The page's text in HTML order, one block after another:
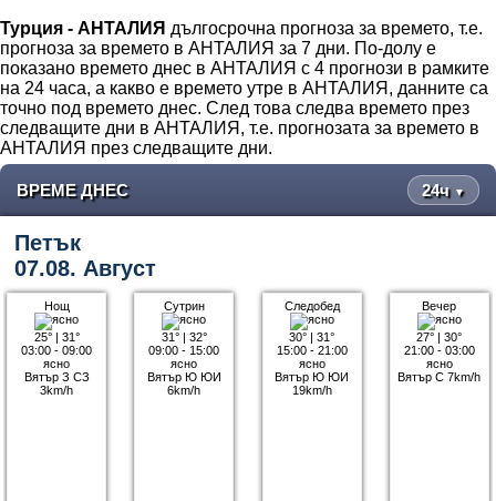
Турция - АНТАЛИЯ дългосрочна прогноза за времето, т.е.
прогноза за времето в АНТАЛИЯ за 7 дни. По-долу е
показано времето днес в АНТАЛИЯ с 4 прогнози в рамките
на 24 часа, а какво е времето утре в АНТАЛИЯ, данните са
точно под времето днес. След това следва времето през
следващите дни в АНТАЛИЯ, т.е. прогнозата за времето в
АНТАЛИЯ през следващите дни.
ВРЕМЕ ДНЕС 24ч ▼
Петък
07.08. Август
Нощ
25°| 31°
03:00 - 09:00
ясно
Вятър З СЗ
3km/h
Сутрин
31°| 32°
09:00 - 15:00
ясно
Вятър Ю ЮИ
6km/h
Следобед
30° |31°
15:00 - 21:00
ясно
Вятър Ю ЮИ
19km/h
Вечер
27° |30°
21:00 - 03:00
ясно
Вятър С 7km/h